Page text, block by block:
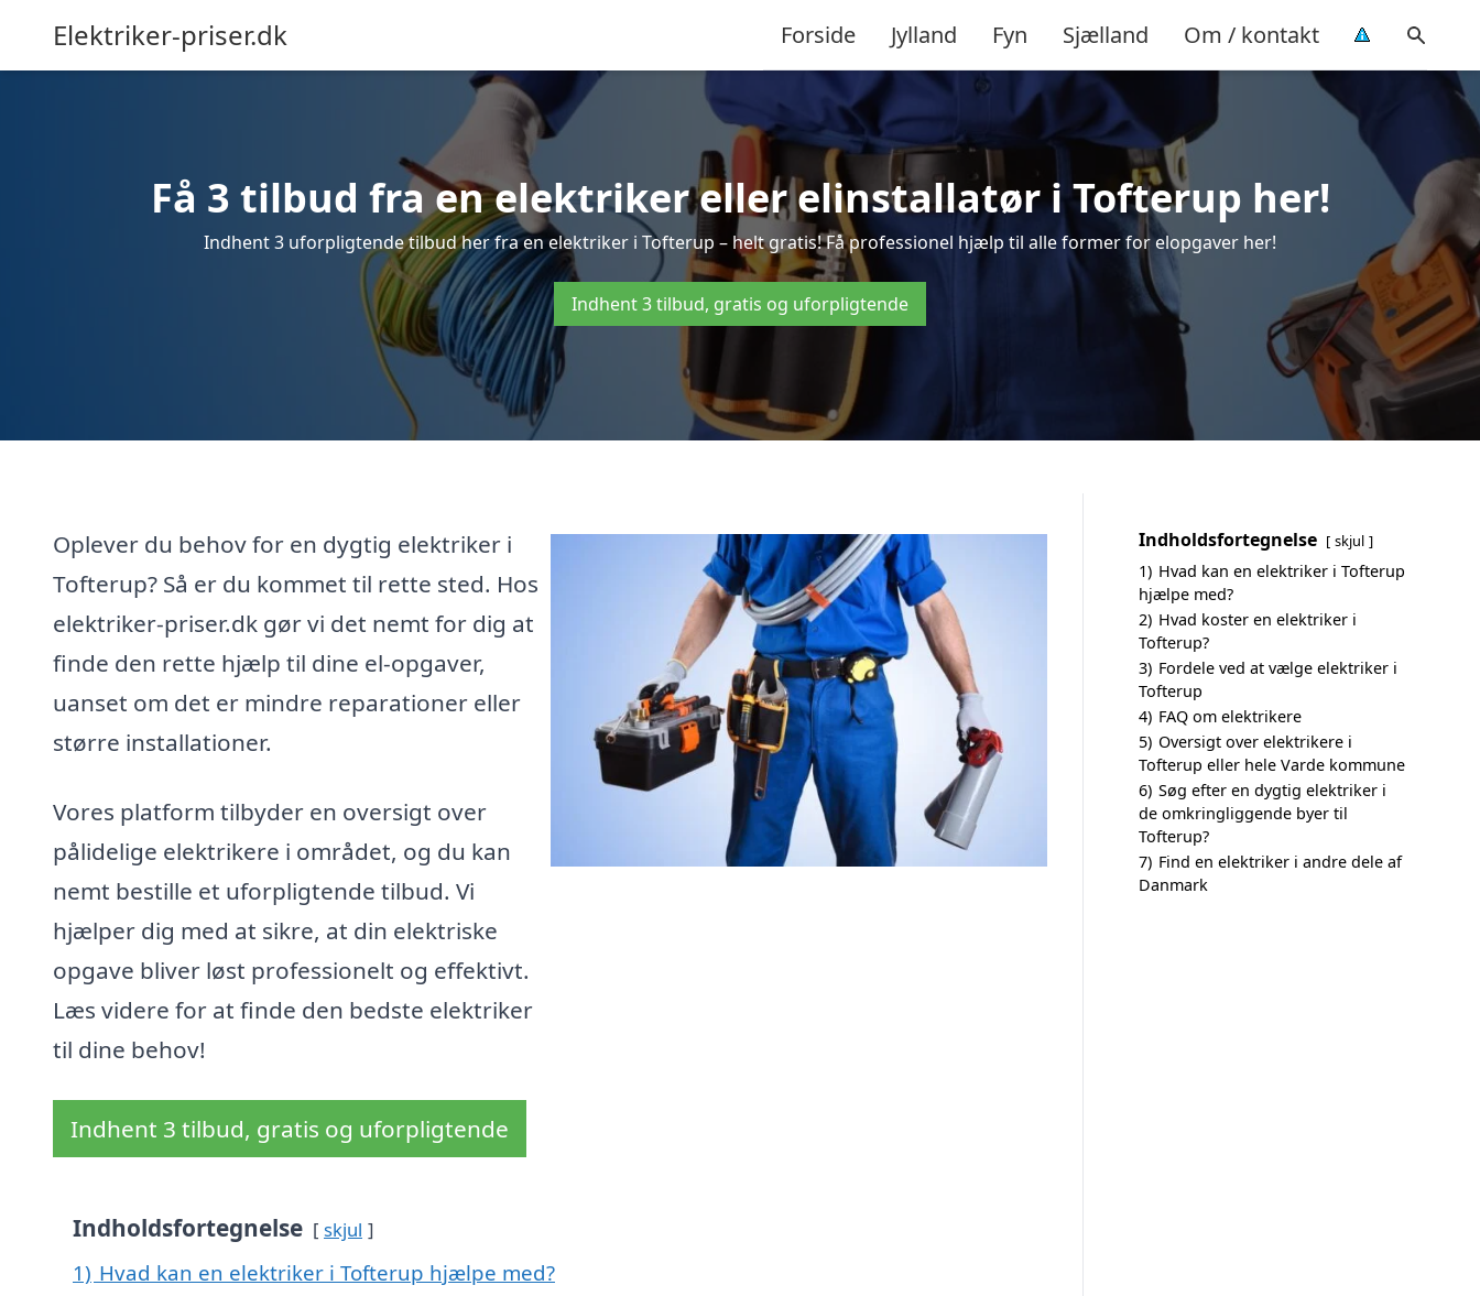
Elektriker-priser.dk Forside Jylland Fyn Sjælland Om / kontakt
Få 3 tilbud fra en elektriker eller elinstallatør i Tofterup her!
Indhent 3 uforpligtende tilbud her fra en elektriker i Tofterup – helt gratis! Få professionel hjælp til alle former for elopgaver her!
Indhent 3 tilbud, gratis og uforpligtende
Oplever du behov for en dygtig elektriker i
Tofterup? Så er du kommet til rette sted. Hos
elektriker-priser.dk gør vi det nemt for dig at
finde den rette hjælp til dine el-opgaver,
uanset om det er mindre reparationer eller
større installationer.
Vores platform tilbyder en oversigt over
pålidelige elektrikere i området, og du kan
nemt bestille et uforpligtende tilbud. Vi
hjælper dig med at sikre, at din elektriske
opgave bliver løst professionelt og effektivt.
Læs videre for at finde den bedste elektriker
til dine behov!
Indhent 3 tilbud, gratis og uforpligtende
Indholdsfortegnelse skjul
1) Hvad kan en elektriker i Tofterup hjælpe med?
Indholdsfortegnelse skjul
1) Hvad kan en elektriker i Tofterup
hjælpe med?
2) Hvad koster en elektriker i
Tofterup?
3) Fordele ved at vælge elektriker i
Tofterup
4) FAQ om elektrikere
5) Oversigt over elektrikere i
Tofterup eller hele Varde kommune
6) Søg efter en dygtig elektriker i
de omkringliggende byer til
Tofterup?
7) Find en elektriker i andre dele af
Danmark